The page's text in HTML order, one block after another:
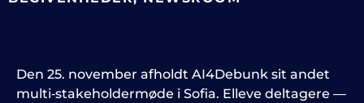
Den 25. november afholdt AI4Debunk sit andet
multi‑stakeholdermøde i Sofia. Elleve deltagere —